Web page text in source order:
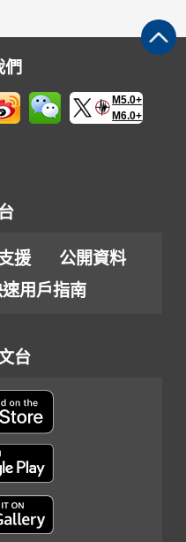
們
M5.0+
M6.0+
援
公開資料
用戶指南
台